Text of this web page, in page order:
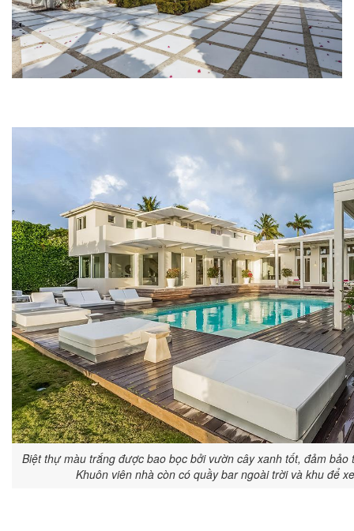
Biệt thự màu trắng được bao bọc bởi vườn cây xanh tốt, đảm
Khuôn viên nhà còn có quầy bar ngoài trời và khu để